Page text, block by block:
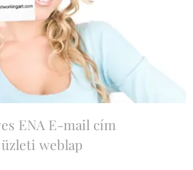
ENA E-mail cím
weblap